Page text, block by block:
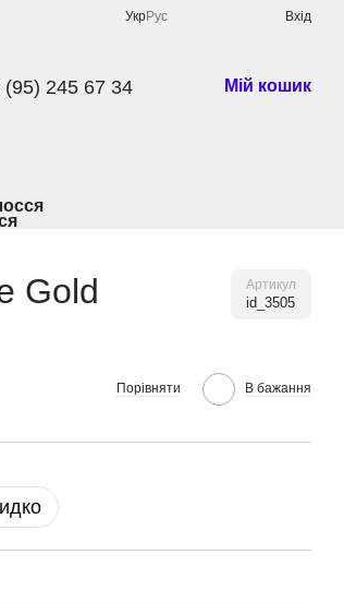
УкрРус Вхід
(95) 245 67 34 Мій кошик
Gold Артикул
id_3505
Порівняти В бажання